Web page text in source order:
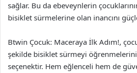
sağlar. Bu da ebeveynlerin
bisiklet sürmelerine olan inancını
Btwin Çocuk: Maceraya İlk Adım!,
şekilde bisiklet sürmeyi
seçenektir. Hem eğlenceli hem de